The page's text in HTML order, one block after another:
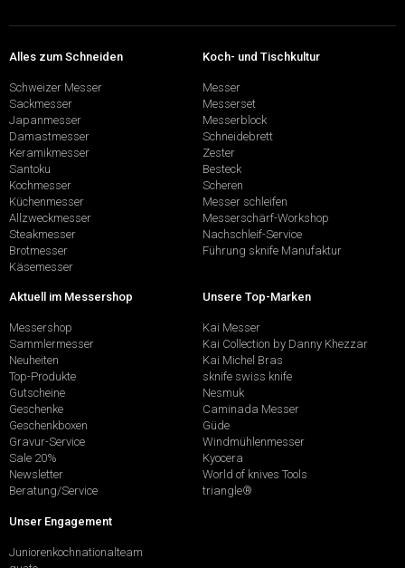
Alles zum Schneiden
Schweizer Messer
Sackmesser
Japanmesser
Damastmesser
Keramikmesser
Santoku
Kochmesser
Küchenmesser
Allzweckmesser
Steakmesser
Brotmesser
Käsemesser
Koch- und Tischkultur
Messer
Messerset
Messerblock
Schneidebrett
Zester
Besteck
Scheren
Messer schleifen
Messerschärf-Workshop
Nachschleif-Service
Führung sknife Manufaktur
Aktuell im Messershop
Messershop
Sammlermesser
Neuheiten
Top-Produkte
Gutscheine
Geschenke
Geschenkboxen
Gravur-Service
Sale 20%
Newsletter
Beratung/Service
Unsere Top-Marken
Kai Messer
Kai Collection by Danny Khezzar
Kai Michel Bras
sknife swiss knife
Nesmuk
Caminada Messer
Güde
Windmühlenmesser
Kyocera
World of knives Tools
triangle®
Unser Engagement
Juniorenkochnationalteam